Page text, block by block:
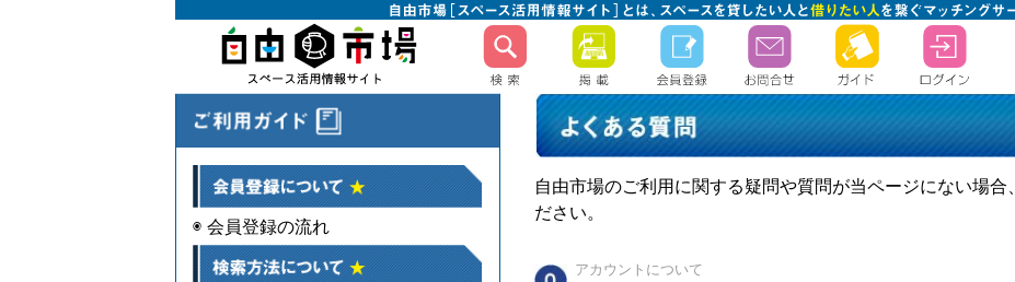
◉ 会員登録の流れ
自由市場のご利用に関する疑問や質問が当ページにない場合、
ださい。
アカウントについて